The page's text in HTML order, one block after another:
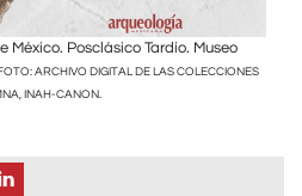
México. Posclásico Tardío. Museo
ARCHIVO DIGITAL DE LAS COLECCIONES
INAH-CANON.